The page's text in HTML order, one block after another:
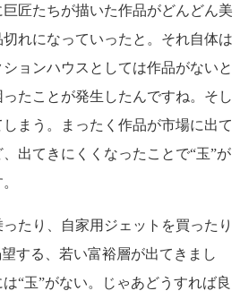
匠たちが描いた作品がどんどん美
れになっていったと。それ自体は
ョンハウスとしては作品がないと
たことが発生したんですね。そし
まう。まったく作品が市場に出て
出てきにくくなったことで“玉”が
たり、自家用ジェットを買ったり
する、若い富裕層が出てきまし
“玉”がない。じゃあどうすれば良